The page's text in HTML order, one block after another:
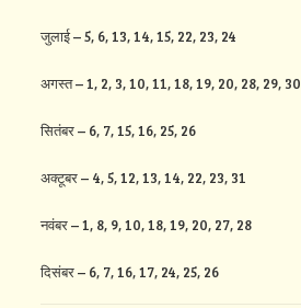
जुलाई – 5, 6, 13, 14, 15, 22, 23, 24
अगस्त – 1, 2, 3, 10, 11, 18, 19, 20, 28, 29, 30
सितंबर – 6, 7, 15, 16, 25, 26
अक्टूबर – 4, 5, 12, 13, 14, 22, 23, 31
नवंबर – 1, 8, 9, 10, 18, 19, 20, 27, 28
दिसंबर – 6, 7, 16, 17, 24, 25, 26